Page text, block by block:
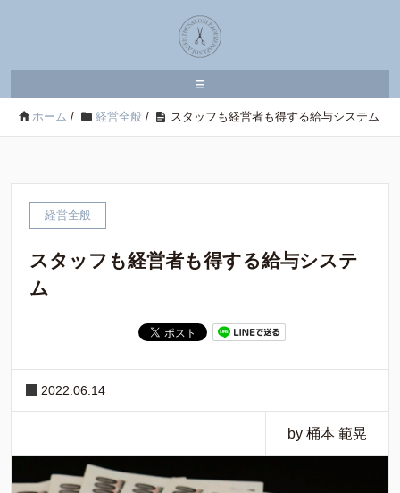
≡
ホーム / 経営全般 / スタッフも経営者も得する給与システム
経営全般
スタッフも経営者も得する給与システ
ム
2022.06.14
by 桶本 範晃